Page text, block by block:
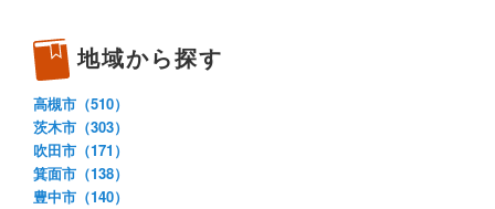
地域から探す
高槻市（510）
茨木市（303）
吹田市（171）
箕面市（138）
豊中市（140）